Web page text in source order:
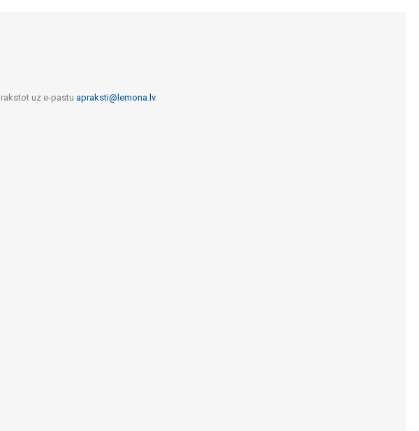
uz e-pastu apraksti@lemona.lv.